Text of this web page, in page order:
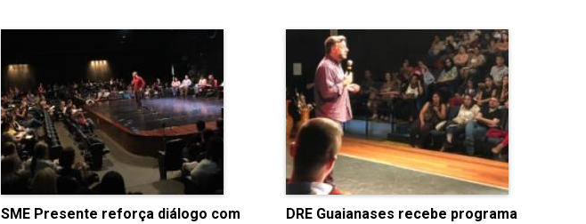
SME Presente reforça diálogo com
DRE Guaianases recebe programa